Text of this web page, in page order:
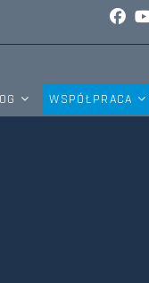
WSPÓŁPRACA